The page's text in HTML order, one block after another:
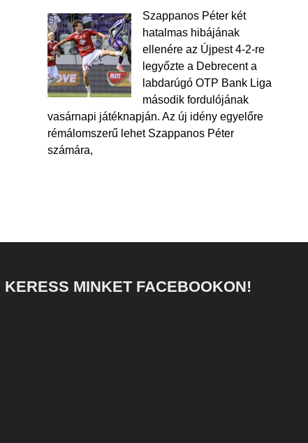
Szappanos Péter két
hatalmas hibájának
ellenére az Újpest 4-2-re
legyőzte a Debrecent a
labdarúgó OTP Bank Liga
második fordulójának
vasárnapi játéknapján. Az új idény egyelőre
rémálomszerű lehet Szappanos Péter
számára,
KERESS MINKET FACEBOOKON!